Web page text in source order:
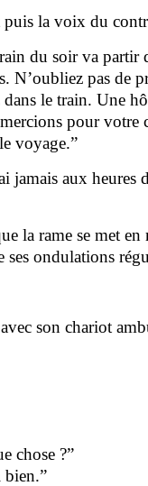
puis la voix du
du soir va partir
N’oubliez pas de
le train. Une
pour votre
voyage.”
jamais aux heures
la rame se met
ses ondulations
son chariot
chose ?”
bien.”